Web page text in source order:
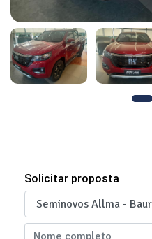
Solicitar proposta